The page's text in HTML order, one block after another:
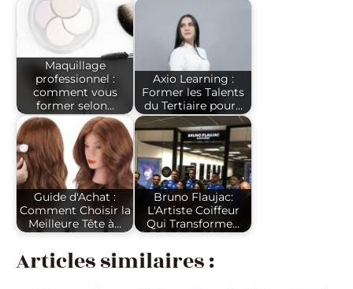
Maquillage
professionnel :
comment vous
former selon…
Axio Learning :
Former les Talents
du Tertiaire pour…
Guide d'Achat :
Comment Choisir la
Meilleure Tête à…
Bruno Flaujac:
L'Artiste Coiffeur
Qui Transforme…
Articles similaires :